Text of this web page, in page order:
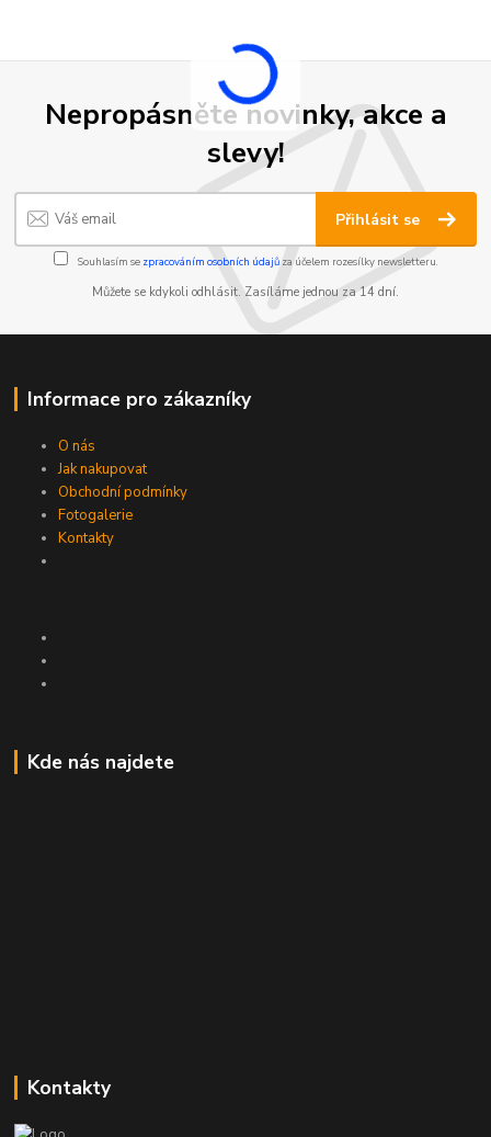
Nepropásněte novinky, akce a
slevy!
Přihlásit se
Souhlasím se zpracováním osobních údajůza účelem rozesílky newsletteru.
Můžete se kdykoli odhlásit. Zasíláme jednou za 14 dní.
Informace pro zákazníky
O nás
Jak nakupovat
Obchodní podmínky
Fotogalerie
Kontakty
Kde nás najdete
Kontakty